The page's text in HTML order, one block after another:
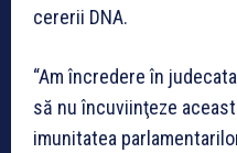
cererii DNA.
“Am încredere în
să nu încuviinţeze
imunitatea